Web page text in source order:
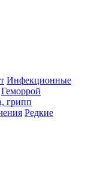
Инфекционные
Геморрой
грипп
Редкие